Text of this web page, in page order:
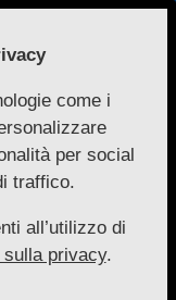
–
come i
per social
traffico.
all’utilizzo di
privacy.